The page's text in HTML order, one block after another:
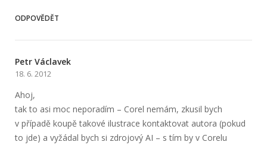
ODPOVĚDĚT
Petr Václavek
18. 6. 2012
Ahoj,
tak to asi moc neporadím – Corel nemám, zkusil bych
v případě koupě takové ilustrace kontaktovat autora (pokud
to jde) a vyžádal bych si zdrojový AI – s tím by v Corelu